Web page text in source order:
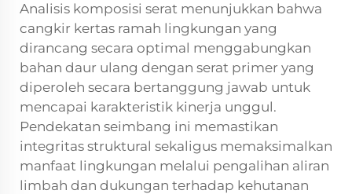
Analisis komposisi serat menunjukkan bahwa
cangkir kertas ramah lingkungan yang
dirancang secara optimal menggabungkan
bahan daur ulang dengan serat primer yang
diperoleh secara bertanggung jawab untuk
mencapai karakteristik kinerja unggul.
Pendekatan seimbang ini memastikan
integritas struktural sekaligus memaksimalkan
manfaat lingkungan melalui pengalihan aliran
limbah dan dukungan terhadap kehutanan